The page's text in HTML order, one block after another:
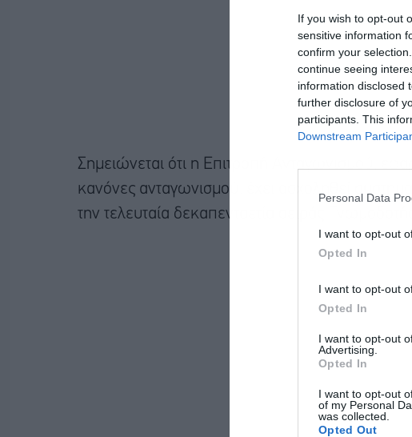
If you wish to opt-out
sensitive information
confirm your
continue seeing
information disclosed
further disclosure of
participants. This
Downstream
Personal Data
I want to opt-out
Opted In
I want to opt-out
Opted In
I want to opt-out
Advertising.
Opted In
I want to opt-out
of my Personal
was collected.
Opted Out
Σημειώνεται ότι η Επιτροπή Ανταγωνισμού,
κανόνες ανταγωνισμού, έχει ασχοληθεί
την τελευταία δεκαπενταετία σειράς